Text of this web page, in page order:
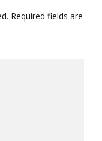
Required fields are